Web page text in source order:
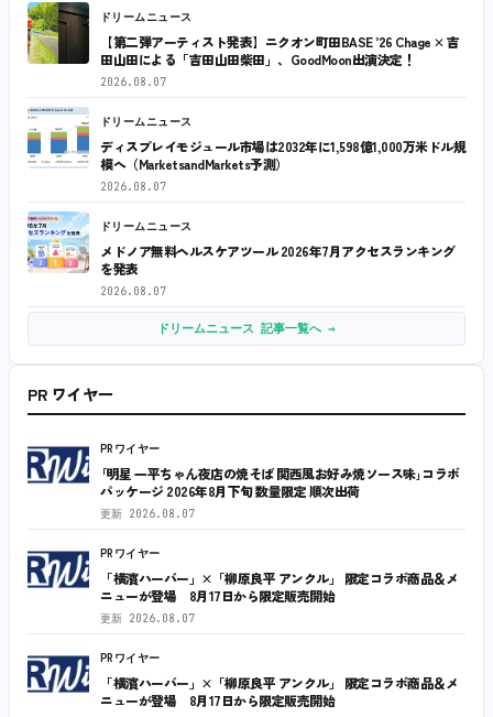
ドリームニュース
【第二弾アーティスト発表】ニクオン町田BASE ’26 Chage × 吉
田山田による「吉田山田柴田」、GoodMoon出演決定！
2026.08.07
ドリームニュース
ディスプレイモジュール市場は2032年に1,598億1,000万米ドル規
模へ（MarketsandMarkets予測）
2026.08.07
ドリームニュース
メドノア無料ヘルスケアツール 2026年7月アクセスランキング
を発表
2026.08.07
ドリームニュース 記事一覧へ →
PR ワイヤー
PRワイヤー
｢明星 一平ちゃん夜店の焼そば 関西風お好み焼ソース味｣コラボ
パッケージ 2026年8月下旬 数量限定 順次出荷
更新 2026.08.07
PRワイヤー
「横濱ハーバー」×「柳原良平 アンクル」 限定コラボ商品＆メ
ニューが登場 8月17日から限定販売開始
更新 2026.08.07
PRワイヤー
「横濱ハーバー」×「柳原良平 アンクル」 限定コラボ商品＆メ
ニューが登場 8月17日から限定販売開始